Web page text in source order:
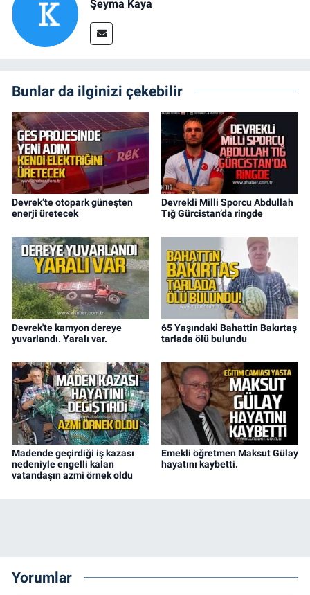
Şeyma Kaya
Bunlar da ilginizi çekebilir
Devrek’te otopark güneşten
enerji üretecek
Devrekli Milli Sporcu Abdullah
Tığ Gürcistan’da ringde
Devrek'te kamyon dereye
yuvarlandı. Yaralı var.
65 Yaşındaki Bahattin Bakırtaş
tarlada ölü bulundu
Madende geçirdiği iş kazası
nedeniyle engelli kalan
vatandaşın azmi örnek oldu
Emekli öğretmen Maksut Gülay
hayatını kaybetti.
Yorumlar